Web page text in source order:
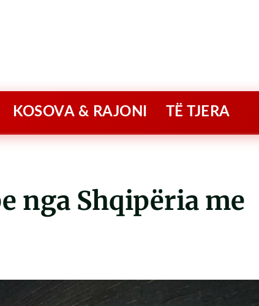
KOSOVA & RAJONI TË TJERA
nga Shqipëria me